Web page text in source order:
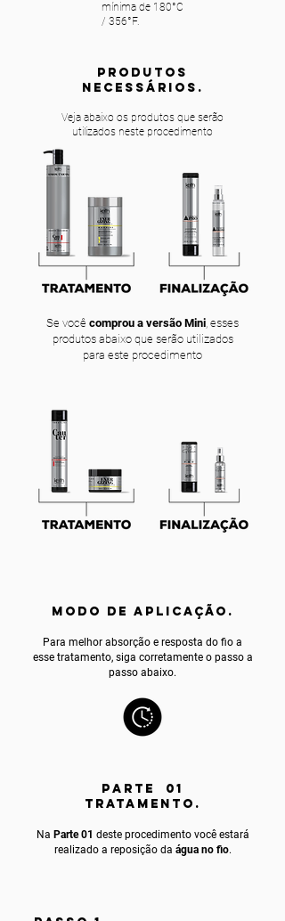
mínima de 180°C
/ 356°F.
PRODUTOS
NECESSÁRIOS.
Veja abaixo os produtos que serão
utilizados neste procedimento
Se você comprou a versão Mini , esses
produtos abaixo que serão utilizados
para este procedimento
MODO DE APLICAÇÃO.
Para melhor absorção e resposta do fio a
esse tratamento, siga corretamente o passo a
passo abaixo.
PARTE 01
TRATAMENTO.
Na Parte 01 deste procedimento você estará
realizado a reposição da água no fio.